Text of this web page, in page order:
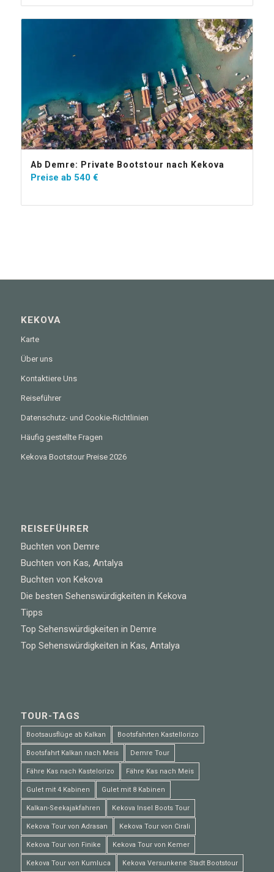
Ab Demre: Private Bootstour nach Kekova
Preise ab 540 €
KEKOVA
Karte
Über uns
Kontaktiere Uns
Reiseführer
Datenschutz- und Cookie-Richtlinien
Häufig gestellte Fragen
Kekova Bootstour Preise 2026
REISEFÜHRER
Buchten von Demre
Buchten von Kas, Antalya
Buchten von Kekova
Die besten Sehenswürdigkeiten in Kekova
Tipps
Top Sehenswürdigkeiten in Demre
Top Sehenswürdigkeiten in Kas, Antalya
TOUR-TAGS
Bootsausflüge ab Kalkan Bootsfahrten Kastellorizo
Bootsfahrt Kalkan nach Meis Demre Tour
Fähre Kas nach Kastelorizo Fähre Kas nach Meis
Gulet mit 4 Kabinen Gulet mit 8 Kabinen
Kalkan-Seekajakfahren Kekova Insel Boots Tour
Kekova Tour von Adrasan Kekova Tour von Cirali
Kekova Tour von Finike Kekova Tour von Kemer
Kekova Tour von Kumluca Kekova Versunkene Stadt Bootstour